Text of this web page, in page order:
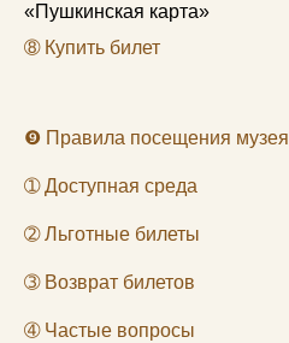
«Пушкинская карта»
➃Частые вопросы
➇Купить билет
❾ Правила посещения музея
➀Доступная среда
➁Льготные билеты
➂ Возврат билетов